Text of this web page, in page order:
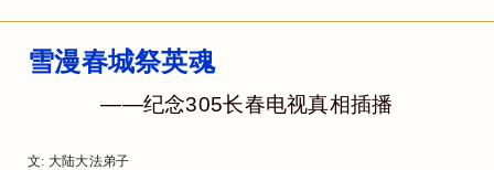
雪漫春城祭英魂
——纪念305长春电视真相插播
文: 大陆大法弟子